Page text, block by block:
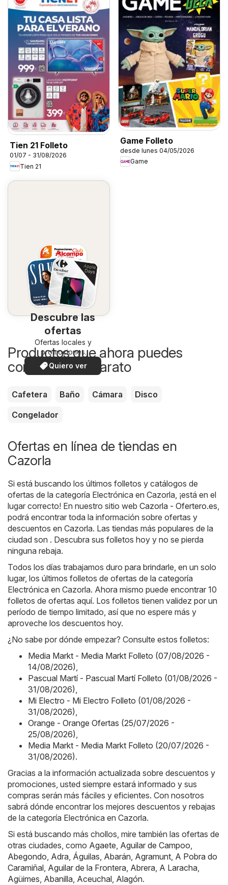
Tien 21 Folleto
01/07 - 31/08/2026
Tien 21
Game Folleto
desde lunes 04/05/2026
Game
Descubre las
ofertas
Ofertas locales y
promociones
especiales.
Quiero ver
Productos que ahora puedes
comprar más barato
Cafetera Baño Cámara
Disco
Congelador
Ofertas en línea de tiendas en
Cazorla
Si está buscando los últimos folletos y catálogos de
ofertas de la categoría Electrónica en Cazorla, ¡está en el
lugar correcto! En nuestro sitio web Cazorla - Ofertero.es,
podrá encontrar toda la información sobre ofertas y
descuentos en Cazorla. Las tiendas más populares de la
ciudad son . Descubra sus folletos hoy y no se pierda
ninguna rebaja.
Todos los días trabajamos duro para brindarle, en un solo
lugar, los últimos folletos de ofertas de la categoría
Electrónica en Cazorla. Ahora mismo puede encontrar 10
folletos de ofertas aquí. Los folletos tienen validez por un
período de tiempo limitado, así que no espere más y
aproveche los descuentos hoy.
¿No sabe por dónde empezar? Consulte estos folletos:
Media Markt - Media Markt Folleto (07/08/2026 -
14/08/2026),
Pascual Martí - Pascual Martí Folleto (01/08/2026 -
31/08/2026),
Mi Electro - Mi Electro Folleto (01/08/2026 -
31/08/2026),
Orange - Orange Ofertas (25/07/2026 -
25/08/2026),
Media Markt - Media Markt Folleto (20/07/2026 -
31/08/2026).
Gracias a la información actualizada sobre descuentos y
promociones, usted siempre estará informado y sus
compras serán más fáciles y eficientes. Con nosotros
sabrá dónde encontrar los mejores descuentos y rebajas
de la categoría Electrónica en Cazorla.
Si está buscando más chollos, mire también las ofertas de
otras ciudades, como Agaete, Aguilar de Campoo,
Abegondo, Adra, Águilas, Abarán, Agramunt, A Pobra do
Caramiñal, Aguilar de la Frontera, Abrera, A Laracha,
Agüimes, Abanilla, Aceuchal, Alagón.